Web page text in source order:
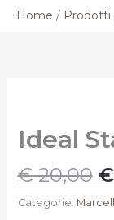
Home Prodotti
Ideal
€20,00 €
Categorie: